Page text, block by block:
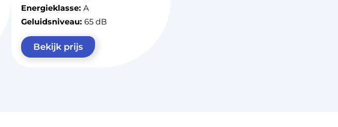
Energieklasse: A
Geluidsniveau: 65 dB
Bekijk prijs